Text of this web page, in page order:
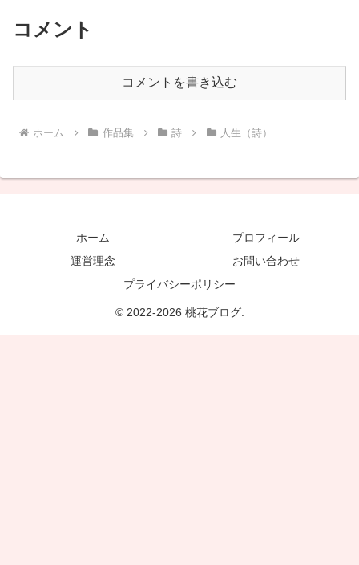
コメント
コメントを書き込む
ホーム 作品集 詩 人生（詩）
ホーム
プロフィール
運営理念
お問い合わせ
プライバシーポリシー
© 2022-2026 桃花ブログ.